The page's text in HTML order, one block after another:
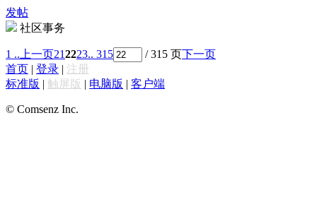
发帖
社区事务
1 .. 上一页212223.. 315 / 315 页下一页
首页 | 登录 | 注册
标准版 | 触屏版 | 电脑版 | 客户端
© Comsenz Inc.